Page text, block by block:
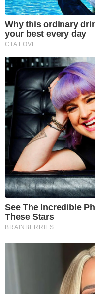
Why this ordinary
your best every day
CTA LOVE
See The Incredible
These Stars
BRAINBERRIES